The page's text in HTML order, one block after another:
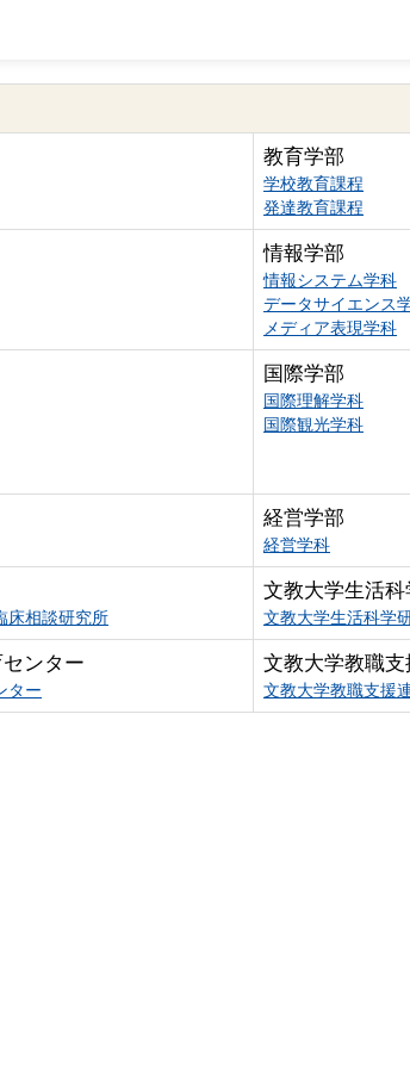
教育学部
学校教育課程
発達教育課程
情報学部
情報システム学科
データサイエンス
メディア表現学科
国際学部
国際理解学科
国際観光学科
経営学部
経営学科
床相談研究所
文教大学生活
文教大学生活科学
ンター
ター
文教大学教職
文教大学教職支援